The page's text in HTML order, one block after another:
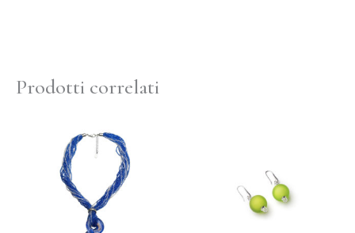
Prodotti correlati